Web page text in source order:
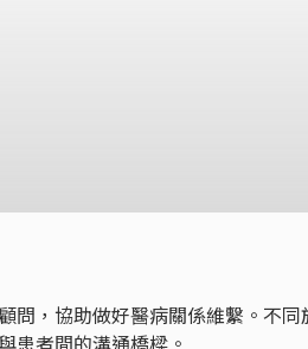
問，協助做好醫病關係維繫。不
患者間的溝通橋樑。